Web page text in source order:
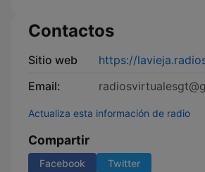
Contactos
Sitio web
https://
Email:
Actualiza esta información de radio
Compartir
Facebook Twitter